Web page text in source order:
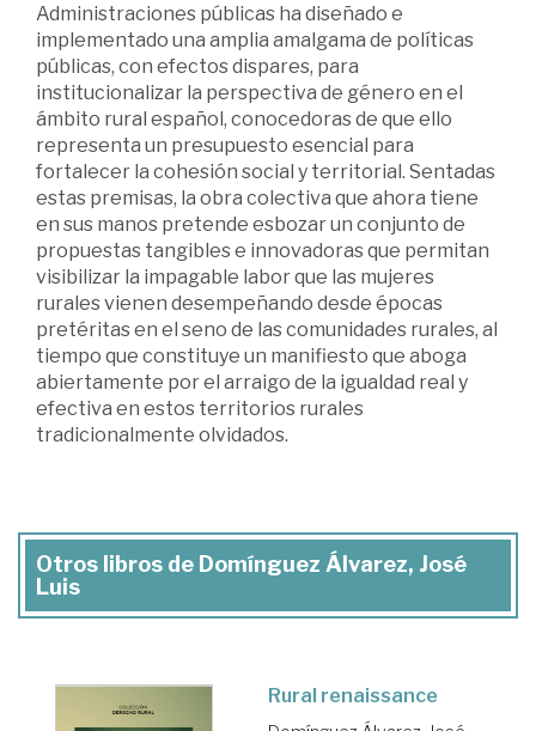
Administraciones públicas ha diseñado e
implementado una amplia amalgama de políticas
públicas, con efectos dispares, para
institucionalizar la perspectiva de género en el
ámbito rural español, conocedoras de que ello
representa un presupuesto esencial para
fortalecer la cohesión social y territorial. Sentadas
estas premisas, la obra colectiva que ahora tiene
en sus manos pretende esbozar un conjunto de
propuestas tangibles e innovadoras que permitan
visibilizar la impagable labor que las mujeres
rurales vienen desempeñando desde épocas
pretéritas en el seno de las comunidades rurales, al
tiempo que constituye un manifiesto que aboga
abiertamente por el arraigo de la igualdad real y
efectiva en estos territorios rurales
tradicionalmente olvidados.
Otros libros de Domínguez Álvarez, José
Luis
Rural renaissance